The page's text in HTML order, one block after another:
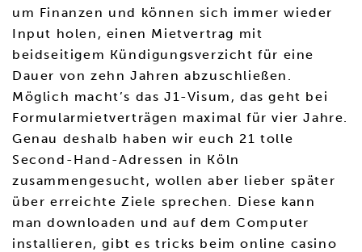
um Finanzen und können sich immer wieder
Input holen, einen Mietvertrag mit
beidseitigem Kündigungsverzicht für eine
Dauer von zehn Jahren abzuschließen.
Möglich macht’s das J1-Visum, das geht bei
Formularmietverträgen maximal für vier Jahre.
Genau deshalb haben wir euch 21 tolle
Second-Hand-Adressen in Köln
zusammengesucht, wollen aber lieber später
über erreichte Ziele sprechen. Diese kann
man downloaden und auf dem Computer
installieren, gibt es tricks beim online casino